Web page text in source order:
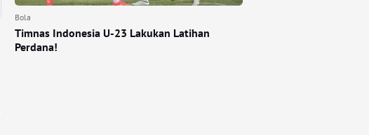
Bola
Timnas Indonesia U-23 Lakukan Latihan
Perdana!